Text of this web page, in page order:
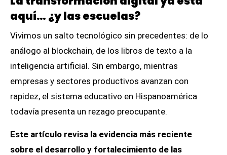
aquí… ¿y las escuelas?
Vivimos un salto tecnológico sin precedentes: de lo
análogo al blockchain, de los libros de texto a la
inteligencia artificial. Sin embargo, mientras
empresas y sectores productivos avanzan con
rapidez, el sistema educativo en Hispanoamérica
todavía presenta un rezago preocupante.
Este artículo revisa la evidencia más reciente
sobre el desarrollo y fortalecimiento de las